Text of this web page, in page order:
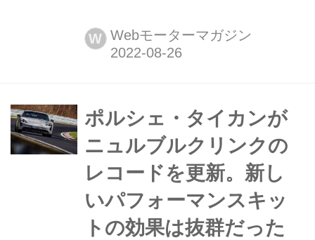
フォルクスワーゲンAGは、ゴルフRの
デビュー20周年記念車「ゴルフR 20イ
幅に更新するラップタイムを記録した
W Webモーターマガジン
ポルシェ・タイカンが
ニュルブルクリンクの
レコードを更新。新し
いパフォーマンスキッ
トの効果は抜群だった